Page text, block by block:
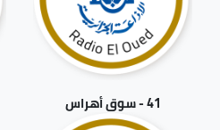
41 - سوق أهراس